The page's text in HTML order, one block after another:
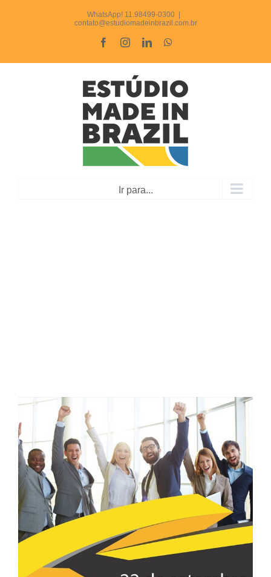
WhatsApp! 11.98499-0300
contato@estudiomadeinbrazil.com.br
FacebookInstagramLinkedIn
Ir para...
View
Larger
Image